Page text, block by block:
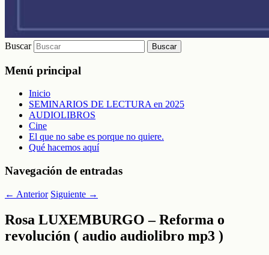
Buscar
Menú principal
Inicio
SEMINARIOS DE LECTURA en 2025
AUDIOLIBROS
Cine
El que no sabe es porque no quiere.
Qué hacemos aquí
Navegación de entradas
← Anterior Siguiente →
Rosa LUXEMBURGO – Reforma o
revolución ( audio audiolibro mp3 )